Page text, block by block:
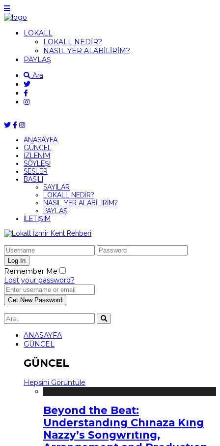
LOKALL
LOKALL NEDİR?
NASIL YER ALABİLİRİM?
PAYLAŞ
Ara
ANASAYFA
GÜNCEL
İZLENİM
SÖYLEŞİ
SESLER
BASILI
SAYILAR
LOKALL NEDİR?
NASIL YER ALABİLİRİM?
PAYLAŞ
İLETİŞİM
Remember Me
Lost your password?
ANASAYFA
GÜNCEL
GÜNCEL
Hepsini Görüntüle
Beyond the Beat:
Understandıng Chınaza Kıng
Nazzy’s Songwrıtıng,